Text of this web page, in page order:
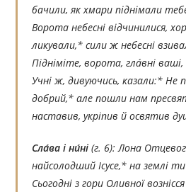
бачили, як хмари піднімали
Ворота небесні відчинилися,
ликували,* сили ж небесні
Підніміте, ворота, глáвні
Учні ж, дивуючись, казали:* Не
добрий,* але пошли нам
наставив, укріпив й освятив
Сла́ва і ни́ні (г. 6): Лона
найсолодший Ісусе,* на землі
Сьогодні з гори Оливної